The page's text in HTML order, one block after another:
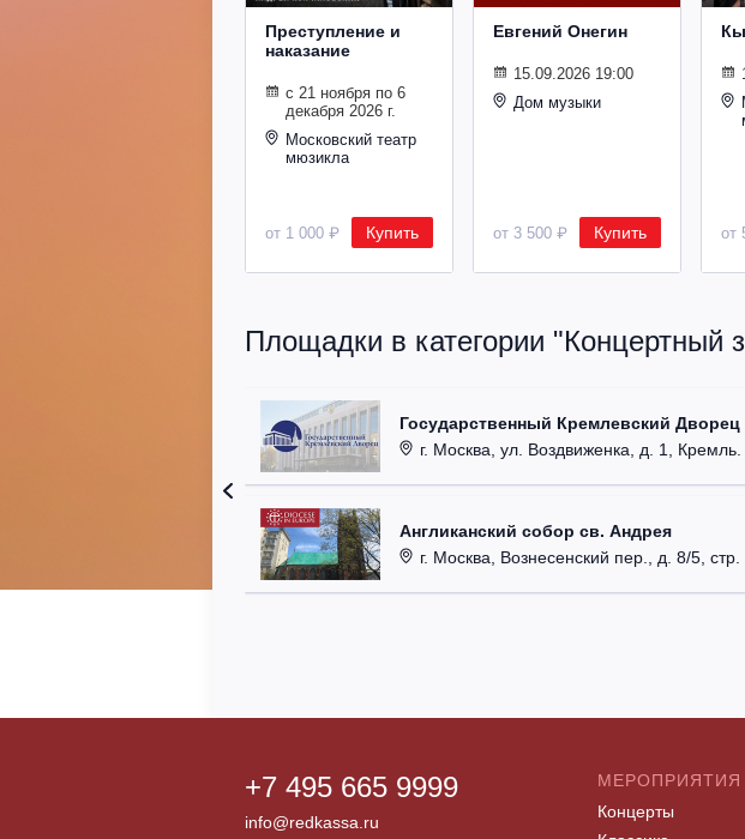
Преступление и
наказание
с 21 ноября по 6
декабря 2026 г.
Московский театр
мюзикла
от 1 000 ₽ Купить
Евгений Онегин
15.09.2026 19:00
Дом музыки
от 3 500 ₽ Купить от
Площадки в категории "Концертный
Государственный Кремлевский Дворец
г. Москва, ул. Воздвиженка, д. 1, Кремль.
Англиканский собор св. Андрея
г. Москва, Вознесенский пер., д. 8/5, стр.
+7 495 665 9999
info@redkassa.ru
МЕРОПРИЯТИЯ
Концерты